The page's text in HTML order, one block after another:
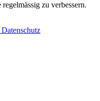
zu verbessern.